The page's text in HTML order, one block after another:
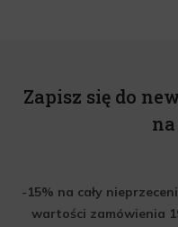
Zapisz się do
-15% na cały
wartości zamówienia